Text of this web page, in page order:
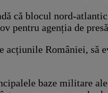
că blocul nord-
pentru agenția de
României, să
baze militare